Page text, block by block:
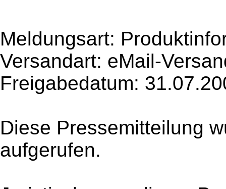
Meldungsart:
Versandart: eMail-
Freigabedatum:
Diese Pressemitteilung
aufgerufen.